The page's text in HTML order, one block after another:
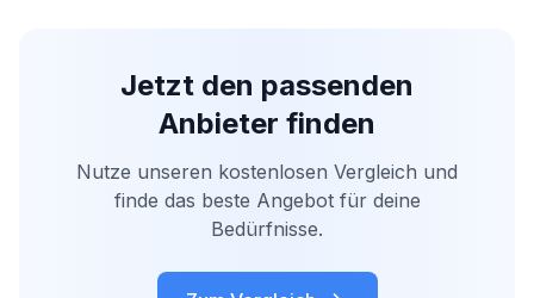
Jetzt den passenden
Anbieter finden
Nutze unseren kostenlosen Vergleich und
finde das beste Angebot für deine
Bedürfnisse.